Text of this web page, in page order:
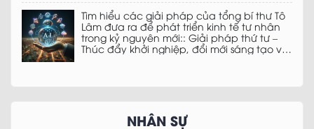
đất nước
Tìm hiểu các giải pháp của tổng bí thư Tô
Lâm đưa ra để phát triển kinh tế tư nhân
trong kỷ nguyên mới:: Giải pháp thứ tư –
Thúc đẩy khởi nghiệp, đổi mới sáng tạo và
NHÂN SỰ